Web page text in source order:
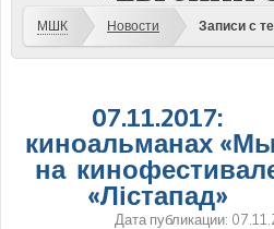
МШК Новости Записи с
07.11.2017:
киноальманах
на
«Лістапад»
Дата публикации: